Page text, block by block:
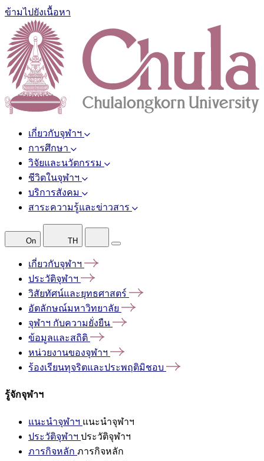
ข้ามไปยังเนื้อหา
เกี่ยวกับจุฬาฯ
การศึกษา
วิจัยและนวัตกรรม
ชีวิตในจุฬาฯ
บริการสังคม
สาระความรู้และข่าวสาร
On TH
เกี่ยวกับจุฬาฯ
ประวัติจุฬาฯ
วิสัยทัศน์และยุทธศาสตร์
อัตลักษณ์มหาวิทยาลัย
จุฬาฯ กับความยั่งยืน
ข้อมูลและสถิติ
หน่วยงานของจุฬาฯ
ร้องเรียนทุจริตและประพฤติมิชอบ
รู้จักจุฬาฯ
แนะนำจุฬาฯ แนะนำจุฬาฯ
ประวัติจุฬาฯ ประวัติจุฬาฯ
ภารกิจหลัก ภารกิจหลัก